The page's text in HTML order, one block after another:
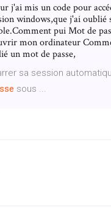
j'ai mis un code pour
windows,que j'ai oublié
pui Mot de
mon ordinateur
un mot de passe,
sa session
sous ...